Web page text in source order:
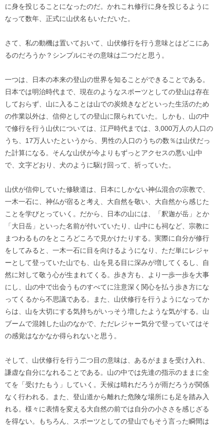
に身を投じることになったのだ。かれこれ修行に身を投じるように
なって数年、正式に山伏名もいただいた。
さて、私の動機は置いておいて、山伏修行を行う意味とはどこにあ
るのだろうか？シンプルにその意味は二つだと思う。
一つは、日本の本来の登山の世界を知ることができることである。
日本では明治時代まで、現在のようなスポーツとしての登山は存在
しておらず、山に入ることは山での炭焼きなどといった生活のため
の作業以外は、信仰としての登山に限られていた。しかも、山の中
で修行を行う山伏については、江戸時代までは、3,000万人の人口の
うち、17万人いたというから、男性の人口のうちの数％は山伏だっ
た計算になる。そんな山伏が今よりもずっとアクセスの悪い山中
で、文字どおり、犬のように駆け回って、祈っていた。
山伏が信仰していた修験道は、日本にしかない神仏混合の宗教で、
一木一石に、神仏が宿ると考え、大自然を敬い、大自然から感じた
ことを学びとっていく。だから、日本の山には、「釈迦が岳」とか
「大日岳」といった名前が付いていたり、山中にも祠など、宗教に
まつわるものをところどころで見かけたりする。実際に自分が修行
をしてみると、一木一石に目を向けるようになり、ただ単にレジャ
ーとして登っていた山でも、山を見る目に深みが増してくるし、自
然に対して敬う心が生まれてくる。歩き方も、より一歩一歩を大事
にし、山の中で出会うものすべてに注意深く関心を払う歩き方にな
ってくるから不思議である。また、山伏修行を行うようになってか
らは、山を大切にする気持ちがいっそう増したような気がする。山
ブームで混雑した山のなかで、ただレジャー気分で登っていてはそ
の感覚はなかなか得られないと思う。
そして、山伏修行を行う二つ目の意味は、あるがままを受け入れ、
謙虚な自分になれることである。山の中では先達の指示のままに全
てを「受けたもう」していく。天候は晴れだろうが雨だろうが関係
なく行われる。また、登山道から離れた危険な場所にも足を踏み入
れる。様々に表情を変える大自然の前では自分の小ささを感じざる
を得ない。もちろん、スポーツとしての登山でもそう言った瞬間は